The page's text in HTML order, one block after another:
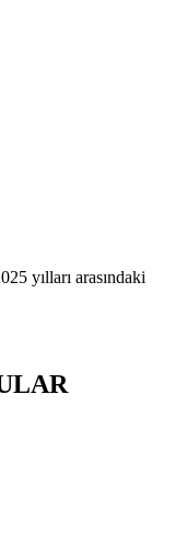
yılları arasındaki